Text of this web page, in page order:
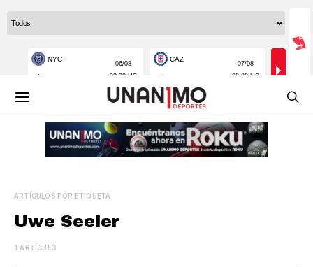
ARTÍCULOS POR ETIQUETA
Uwe Seeler
1 ARTÍCULO